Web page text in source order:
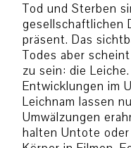
Tod und Sterben
gesellschaftlichen
präsent. Das
Todes aber
zu sein: die
Entwicklungen im
Leichnam lassen
Umwälzungen
halten Untote